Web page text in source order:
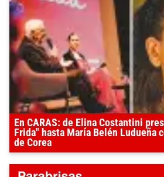
En CARAS: de Elina Costantini
Frida" hasta María Belén Ludueña
de Corea